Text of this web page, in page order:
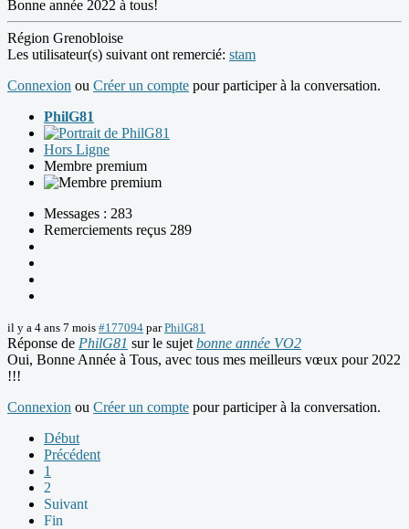
Bonne année 2022 à tous!
Région Grenobloise
Les utilisateur(s) suivant ont remercié: stam
Connexion ou Créer un compte pour participer à la conversation.
PhilG81
Hors Ligne
Membre premium
Messages : 283
Remerciements reçus 289
il y a 4 ans 7 mois #177094 parPhilG81
Réponse de PhilG81 sur le sujet bonne année VO2
Oui, Bonne Année à Tous, avec tous mes meilleurs vœux pour 2022
!!!
Connexion ou Créer un compte pour participer à la conversation.
Début
Précédent
1
2
Suivant
Fin